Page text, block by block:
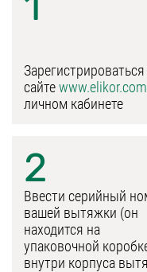
сайтеwww.elikor.com
личном кабинете
2
Ввести серийный
вашей вытяжки (он
находится на
упаковочной
внутри корпуса